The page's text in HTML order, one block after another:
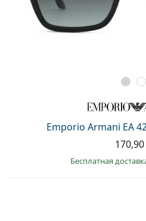
Emporio Armani EA
Бесплатная